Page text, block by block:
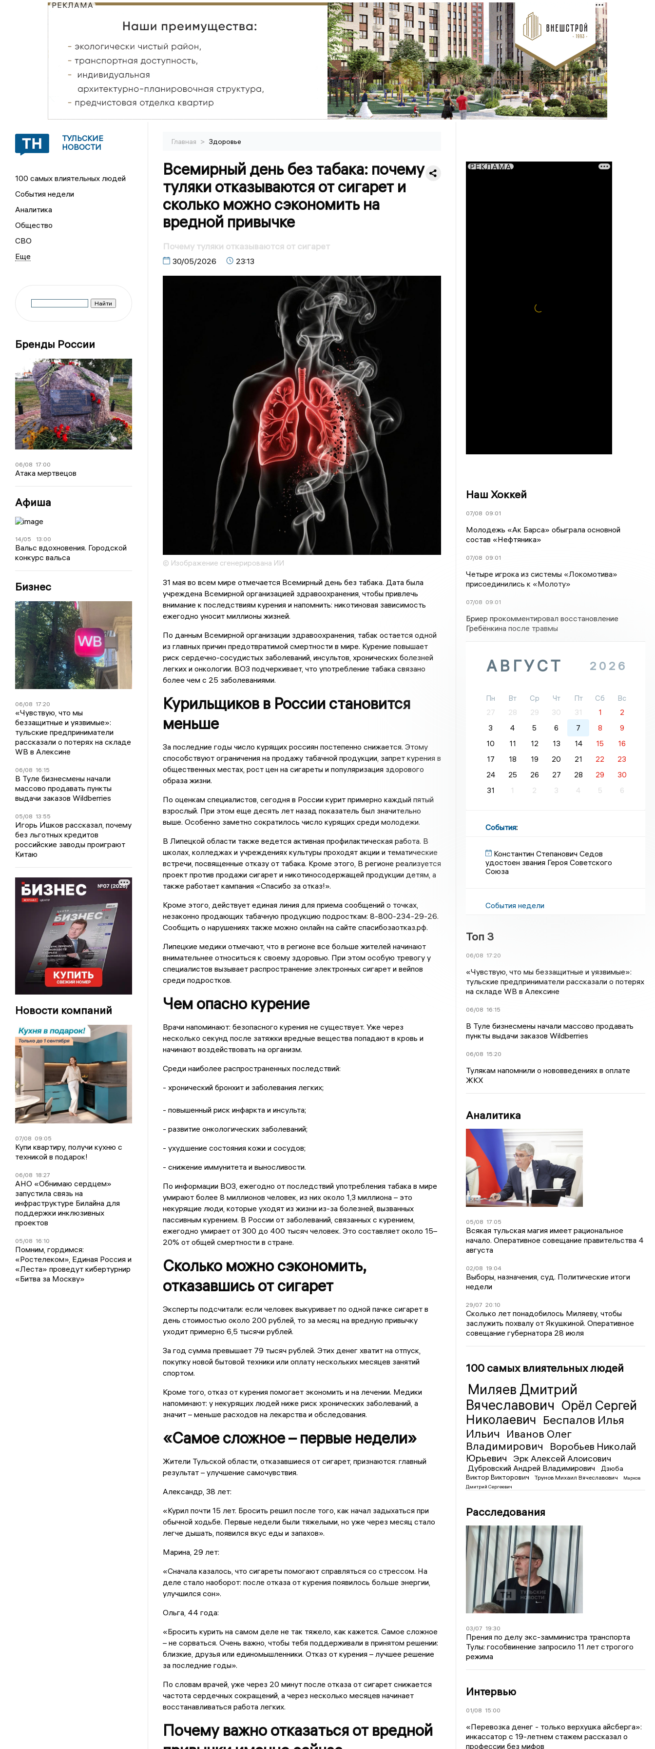
РЕКЛАМА
ТУЛЬСКИЕ
НОВОСТИ
100 самых влиятельных людей
События недели
Аналитика
Общество
СВО
Бренды России
06/08 17:00
Атака мертвецов
Афиша
14/05 13:00
Вальс вдохновения. Городской
конкурс вальса
Бизнес
06/08 17:20
«Чувствую, что мы
беззащитные и уязвимые»:
тульские предприниматели
рассказали о потерях на складе
WB в Алексине
06/08 16:15
В Туле бизнесмены начали
массово продавать пункты
выдачи заказов Wildberries
05/08 13:55
Игорь Ишков рассказал, почему
без льготных кредитов
российские заводы проиграют
Китаю
Новости компаний
07/08 09:05
Купи квартиру, получи кухню с
техникой в подарок!
06/08 18:27
АНО «Обнимаю сердцем»
запустила связь на
инфраструктуре Билайна для
поддержки инклюзивных
проектов
05/08 16:10
Помним, гордимся:
«Ростелеком», Единая Россия и
«Леста» проведут кибертурнир
«Битва за Москву»
Главная > Здоровье
Всемирный день без табака: почему
туляки отказываются от сигарет и
сколько можно сэкономить на
вредной привычке
Почему туляки отказываются от сигарет
30/05/2026 23:13
© Изображение сгенерирована ИИ
31 мая во всем мире отмечается Всемирный день без табака. Дата была
учреждена Всемирной организацией здравоохранения, чтобы привлечь
внимание к последствиям курения и напомнить: никотиновая зависимость
ежегодно уносит миллионы жизней.
По данным Всемирной организации здравоохранения, табак остается одной
из главных причин предотвратимой смертности в мире. Курение повышает
риск сердечно-сосудистых заболеваний, инсультов, хронических болезней
легких и онкологии. ВОЗ подчеркивает, что употребление табака связано
более чем с 25 заболеваниями.
Курильщиков в России становится
меньше
За последние годы число курящих россиян постепенно снижается. Этому
способствуют ограничения на продажу табачной продукции, запрет курения в
общественных местах, рост цен на сигареты и популяризация здорового
образа жизни.
По оценкам специалистов, сегодня в России курит примерно каждый пятый
взрослый. При этом еще десять лет назад показатель был значительно
выше. Особенно заметно сократилось число курящих среди молодежи.
В Липецкой области также ведется активная профилактическая работа. В
школах, колледжах и учреждениях культуры проходят акции и тематические
встречи, посвященные отказу от табака. Кроме этого, В регионе реализуется
проект против продажи сигарет и никотиносодержащей продукции детям, а
также работает кампания «Спасибо за отказ!».
Кроме этого, действует единая линия для приема сообщений о точках,
незаконно продающих табачную продукцию подросткам: 8-800-234-29-26.
Сообщить о нарушениях также можно онлайн на сайте спасибозаотказ.рф.
Липецкие медики отмечают, что в регионе все больше жителей начинают
внимательнее относиться к своему здоровью. При этом особую тревогу у
специалистов вызывает распространение электронных сигарет и вейпов
среди подростков.
Чем опасно курение
Врачи напоминают: безопасного курения не существует. Уже через
несколько секунд после затяжки вредные вещества попадают в кровь и
начинают воздействовать на организм.
Среди наиболее распространенных последствий:
- хронический бронхит и заболевания легких;
- повышенный риск инфаркта и инсульта;
- развитие онкологических заболеваний;
- ухудшение состояния кожи и сосудов;
- снижение иммунитета и выносливости.
По информации ВОЗ, ежегодно от последствий употребления табака в мире
умирают более 8 миллионов человек, из них около 1,3 миллиона – это
некурящие люди, которые уходят из жизни из-за болезней, вызванных
пассивным курением. В России от заболеваний, связанных с курением,
ежегодно умирает от 300 до 400 тысяч человек. Это составляет около 15–
20% от общей смертности в стране.
Сколько можно сэкономить,
отказавшись от сигарет
Эксперты подсчитали: если человек выкуривает по одной пачке сигарет в
день стоимостью около 200 рублей, то за месяц на вредную привычку
уходит примерно 6,5 тысячи рублей.
За год сумма превышает 79 тысяч рублей. Этих денег хватит на отпуск,
покупку новой бытовой техники или оплату нескольких месяцев занятий
спортом.
Кроме того, отказ от курения помогает экономить и на лечении. Медики
напоминают: у некурящих людей ниже риск хронических заболеваний, а
значит – меньше расходов на лекарства и обследования.
«Самое сложное – первые недели»
Жители Тульской области, отказавшиеся от сигарет, признаются: главный
результат – улучшение самочувствия.
Александр, 38 лет:
«Курил почти 15 лет. Бросить решил после того, как начал задыхаться при
обычной ходьбе. Первые недели были тяжелыми, но уже через месяц стало
легче дышать, появился вкус еды и запахов».
Марина, 29 лет:
«Сначала казалось, что сигареты помогают справляться со стрессом. На
деле стало наоборот: после отказа от курения появилось больше энергии,
улучшился сон».
Ольга, 44 года:
«Бросить курить на самом деле не так тяжело, как кажется. Самое сложное
– не сорваться. Очень важно, чтобы тебя поддерживали в принятом решении:
близкие, друзья или единомышленники. Отказ от курения – лучшее решение
за последние годы».
По словам врачей, уже через 20 минут после отказа от сигарет снижается
частота сердечных сокращений, а через несколько месяцев начинает
восстанавливаться работа легких.
Почему важно отказаться от вредной
РЕКЛАМА
Наш Хоккей
07/08 09:01
Молодежь «Ак Барса» обыграла основной
состав «Нефтяника»
07/08 09:01
Четыре игрока из системы «Локомотива»
присоединились к «Молоту»
07/08 09:01
Бриер прокомментировал восстановление
Гребёнкина после травмы
АВГУСТ 2026
Пн Вт Ср Чт Пт Сб
Вс
27
28 29 30 31 1
2
3
4 5 6 7 8
9
10
11 12 13 14 15
16
17
18 19 20 21 22
23
24
25 26 27 28 29
30
31
1 2 3 4 5 6
События:
Константин Степанович Седов
удостоен звания Героя Советского
Союза
События недели
Топ 3
06/08 17:20
«Чувствую, что мы беззащитные и уязвимые»:
тульские предприниматели рассказали о потерях
на складе WB в Алексине
06/08 16:15
В Туле бизнесмены начали массово продавать
пункты выдачи заказов Wildberries
06/08 15:20
Тулякам напомнили о нововведениях в оплате
ЖКХ
Аналитика
05/08 17:05
Всякая тульская магия имеет рациональное
начало. Оперативное совещание правительства 4
августа
02/08 19:04
Выборы, назначения, суд. Политические итоги
недели
29/07 20:10
Сколько лет понадобилось Миляеву, чтобы
заслужить похвалу от Якушкиной. Оперативное
совещание губернатора 28 июля
100 самых влиятельных людей
Миляев Дмитрий
Вячеславович Орёл Сергей
Николаевич Беспалов Илья
Ильич
Иванов Олег
Владимирович
Воробьев Николай
Юрьевич
Эрк Алексей Алоисович
Дубровский Андрей Владимирович
Дзюба
Виктор Викторович
Трунов Михаил Вячеславович
Марков
Дмитрий Сергеевич
Расследования
03/07 19:30
Прения по делу экс-замминистра транспорта
Тулы: гособвинение запросило 11 лет строгого
режима
Интервью
01/08 15:00
«Перевозка денег - только верхушка айсберга»:
инкассатор с 19-летнем стажем рассказал о
профессии без мифов